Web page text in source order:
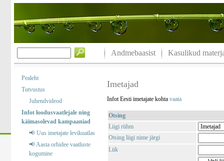
Andmebaasist Kasulikud
Pealeht
Tutvustus
Juhendvideod
Infot loodusvaatlejale ning
käimasolevad kampaaniad
📢 Uus imetajate levikuatlas
📢 Aasta orhidee vaatluste
kogumine
Imetajad
Infot Eesti imetajate kohta vaata
Otsing
Liigi rühm
Otsing liigi nime järgi
Liik